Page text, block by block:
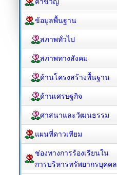
ข้อมูลพื้นฐาน
สภาพทั่วไป
สภาพทางสังคม
ด้านโครงสร้างพื้นฐาน
ด้านเศรษฐกิจ
ศาสนาและวัฒนธรรม
แผนที่ดาวเทียม
ช่องทางการร้องเรียนใน
การบริหารทรัพยากรบุคคล